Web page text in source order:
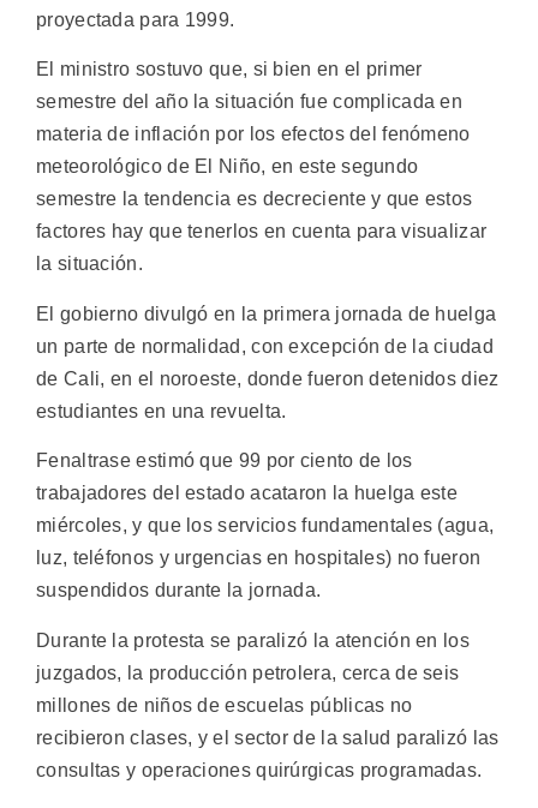
proyectada para 1999.
El ministro sostuvo que, si bien en el primer
semestre del año la situación fue complicada en
materia de inflación por los efectos del fenómeno
meteorológico de El Niño, en este segundo
semestre la tendencia es decreciente y que estos
factores hay que tenerlos en cuenta para visualizar
la situación.
El gobierno divulgó en la primera jornada de huelga
un parte de normalidad, con excepción de la ciudad
de Cali, en el noroeste, donde fueron detenidos diez
estudiantes en una revuelta.
Fenaltrase estimó que 99 por ciento de los
trabajadores del estado acataron la huelga este
miércoles, y que los servicios fundamentales (agua,
luz, teléfonos y urgencias en hospitales) no fueron
suspendidos durante la jornada.
Durante la protesta se paralizó la atención en los
juzgados, la producción petrolera, cerca de seis
millones de niños de escuelas públicas no
recibieron clases, y el sector de la salud paralizó las
consultas y operaciones quirúrgicas programadas.